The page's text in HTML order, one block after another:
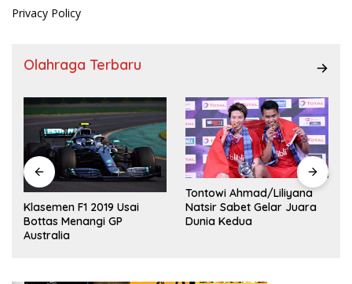
Privacy Policy
Olahraga Terbaru
Klasemen F1 2019 Usai
Bottas Menangi GP
Australia
Tontowi Ahmad/Liliyana
Natsir Sabet Gelar Juara
Dunia Kedua